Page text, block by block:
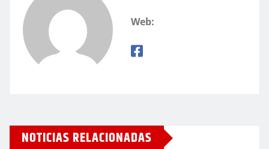
Web:
NOTICIAS RELACIONADAS